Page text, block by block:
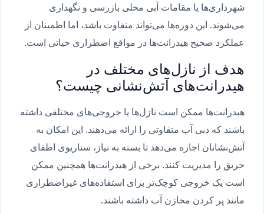
شهرداری‌ها یا مقامات آبی محلی بازرسی و نگهداری
می‌شوند. این دوره‌ها می‌تواند متفاوت باشد، اما اطمینان از
عملکرد صحیح هیدرانت‌ها در مواقع اضطراری حیاتی است.
هدف از نازل‌های مختلف در
هیدرانت‌های آتش‌نشانی چیست؟
هیدرانت‌ها ممکن است نازل‌ها یا خروجی‌های مختلفی داشته
باشند که دبی آب متفاوتی را ارائه می‌دهند. این امکان به
آتش‌نشانان اجازه می‌دهد تا بسته به نیاز، سناریوی اطفای
حریق را مدیریت کنند. برخی از هیدرانت‌ها همچنین ممکن
است یک خروجی کوچک‌تر برای استفاده‌های غیراضطراری
مانند پر کردن مخازن آب داشته باشند.